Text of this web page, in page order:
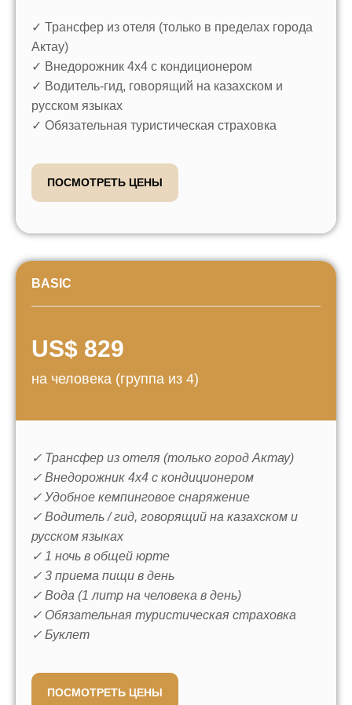
✓ Трансфер из отеля (только в пределах города
Актау)
✓ Внедорожник 4x4 с кондиционером
✓ Водитель-гид, говорящий на казахском и
русском языках
✓ Обязательная туристическая страховка
ПОСМОТРЕТЬ ЦЕНЫ
BASIC
US$ 829
на человека (группа из 4)
✓ Трансфер из отеля (только город Актау)
✓ Внедорожник 4x4 с кондиционером
✓ Удобное кемпинговое снаряжение
✓ Водитель / гид, говорящий на казахском и
русском языках
✓ 1 ночь в общей юрте
✓ 3 приема пищи в день
✓ Вода (1 литр на человека в день)
✓ Обязательная туристическая страховка
✓ Буклет
ПОСМОТРЕТЬ ЦЕНЫ
Низкий депозит:Забронируйте
место, внеся всего 20%
предоплаты
ТАРИФЫ
*Обращаем ваше внимание, что мы не
покрываем комиссию банка.